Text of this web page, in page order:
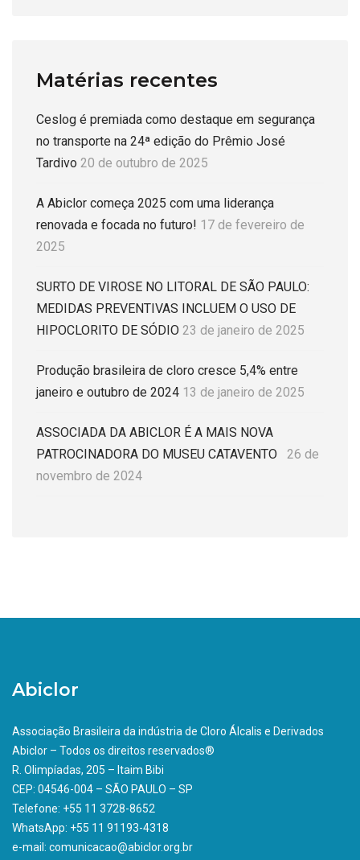
Matérias recentes
Ceslog é premiada como destaque em segurança
no transporte na 24ª edição do Prêmio José
Tardivo 20 de outubro de 2025
A Abiclor começa 2025 com uma liderança
renovada e focada no futuro! 17 de fevereiro de
2025
SURTO DE VIROSE NO LITORAL DE SÃO PAULO:
MEDIDAS PREVENTIVAS INCLUEM O USO DE
HIPOCLORITO DE SÓDIO 23 de janeiro de 2025
Produção brasileira de cloro cresce 5,4% entre
janeiro e outubro de 2024 13 de janeiro de 2025
ASSOCIADA DA ABICLOR É A MAIS NOVA
PATROCINADORA DO MUSEU CATAVENTO
26 de
novembro de 2024
Abiclor
Associação Brasileira da indústria de Cloro Álcalis e Derivados
Abiclor – Todos os direitos reservados®
R. Olimpíadas, 205 – Itaim Bibi
CEP: 04546-004 – SÃO PAULO – SP
Telefone: +55 11 3728-8652
WhatsApp: +55 11 91193-4318
e-mail: comunicacao@abiclor.org.br